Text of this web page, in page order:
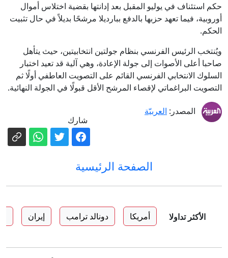
حكم استئناف في يوليو المقبل بعد إدانتها بقضية اختلاس أموال
أوروبية، فيما تعهد حزبها بالدفع ببارديلا مرشحًا بديلاً في حال تثبيت
الحكم.
ويُنتخب الرئيس الفرنسي بنظام جولتين انتخابيتين، حيث يتأهل
صاحبا أعلى الأصوات إلى جولة الإعادة، وهي آلية قد تعيد اختبار
السلوك الانتخابي الفرنسي القائم على التصويت العاطفي أولًا ثم
التصويت البراغماتي لإقصاء المرشح الأقل قبولًا في الجولة النهائية.
المصدر: العربيّة
شارك
الصفحة الرئيسية
الأكثر تداولا أمريكا دونالد ترامب إيران